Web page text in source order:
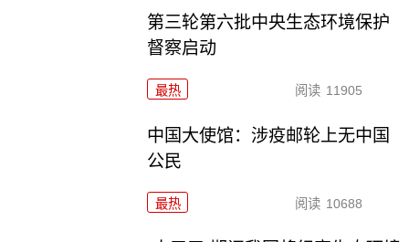
第三轮第六批中央生态环境保护
督察启动
最热 阅读 11905
中国大使馆：涉疫邮轮上无中国
公民
最热 阅读 10688